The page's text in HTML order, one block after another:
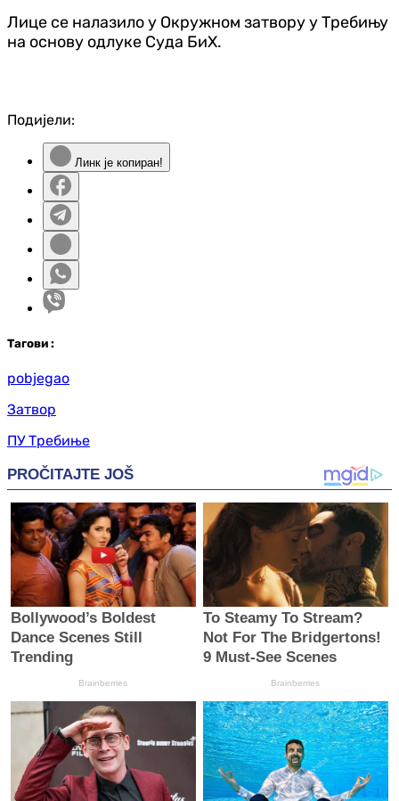
Лице се налазило у Окружном затвору у Требињу
на основу одлуке Суда БиХ.
Подијели:
Линк је копиран!
Тагови :
pobjegao
Затвор
ПУ Требиње